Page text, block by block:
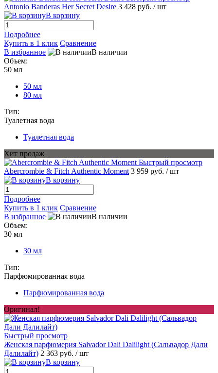
Antonio Banderas Her Secret Desire 3 428 руб. / шт
В корзину
Подробнее
Купить в 1 клик Сравнение
В избранное
В наличии
Объем:
50 мл
50 мл
80 мл
Тип:
Туалетная вода
Туалетная вода
Хит продаж
Быстрый просмотр
Abercrombie & Fitch Authentic Moment 3 959 руб. / шт
В корзину
Подробнее
Купить в 1 клик Сравнение
В избранное
В наличии
Объем:
30 мл
30 мл
Тип:
Парфюмированная вода
Парфюмированная вода
Оригинал!
Быстрый просмотр
Женская парфюмерия Salvador Dali Dalilight (Сальвадор Дали
Далилайт) 2 363 руб. / шт
В корзину